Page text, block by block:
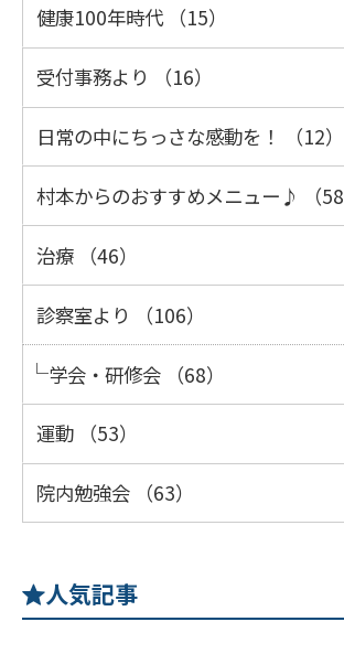
健康100年時代 （15）
受付事務より （16）
日常の中にちっさな感動を！ （12）
村本からのおすすめメニュー♪ （58
治療 （46）
診察室より （106）
学会・研修会 （68）
運動 （53）
院内勉強会 （63）
人気記事